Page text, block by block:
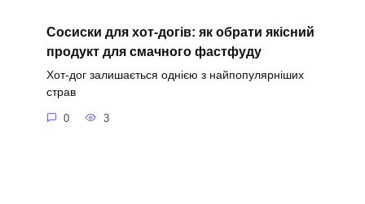
Сосиски для хот-догів: як обрати якісний
продукт для смачного фастфуду
Хот-дог залишається однією з найпопулярніших
страв
0 3